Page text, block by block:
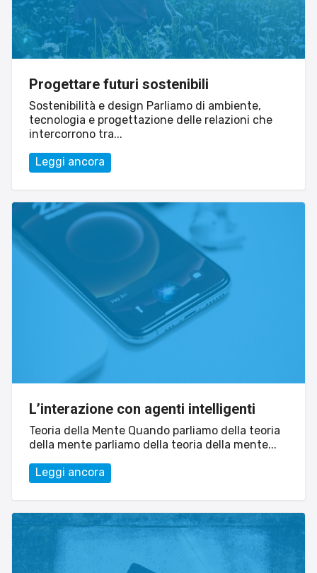
Progettare futuri sostenibili
Sostenibilità e design Parliamo di ambiente,
tecnologia e progettazione delle relazioni che
intercorrono tra...
Leggi ancora
L’interazione con agenti intelligenti
Teoria della Mente Quando parliamo della teoria
della mente parliamo della teoria della mente...
Leggi ancora